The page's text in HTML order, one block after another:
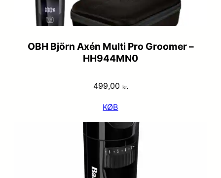
OBH Björn Axén Multi Pro Groomer –
HH944MN0
499,00 kr.
KØB